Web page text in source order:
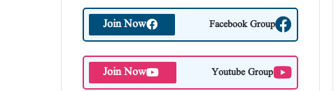
Facebook Group
Join Now
Youtube Group
Join Now